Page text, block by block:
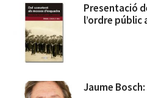
Presentació
l’ordre públic
Jaume